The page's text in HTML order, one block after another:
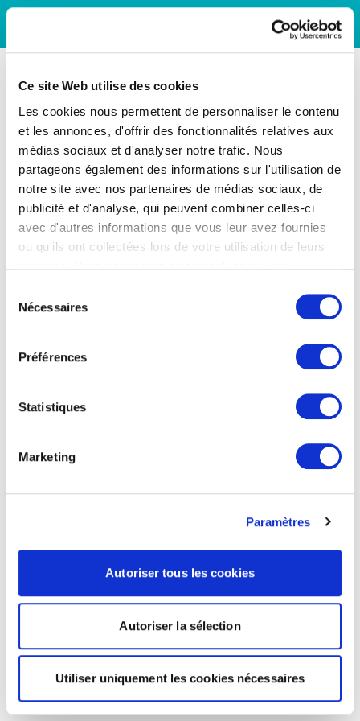
Ce site Web utilise des cookies
Les cookies nous permettent de personnaliser le contenu
et les annonces, d'offrir des fonctionnalités relatives aux
médias sociaux et d'analyser notre trafic. Nous
partageons également des informations sur l'utilisation de
notre site avec nos partenaires de médias sociaux, de
publicité et d'analyse, qui peuvent combiner celles-ci
avec d'autres informations que vous leur avez fournies
ou qu'ils ont collectées lors de votre utilisation de leurs
Nécessaires
Préférences
Statistiques
Marketing
Paramètres
Autoriser tous les cookies
Autoriser la sélection
Utiliser uniquement les cookies nécessaires